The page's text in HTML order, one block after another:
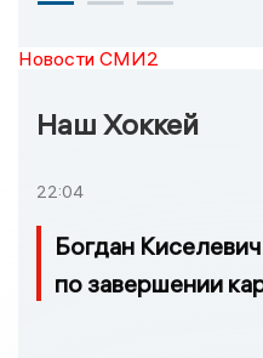
Новости СМИ2
Наш Хоккей
22:04
Богдан
по завершении